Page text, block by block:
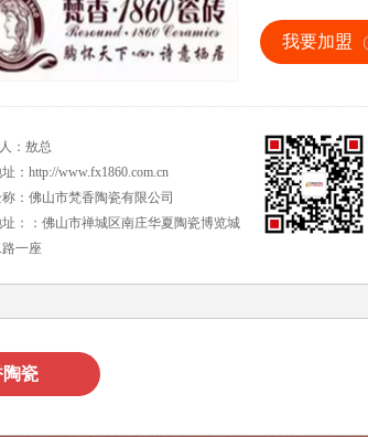
我要加盟
：敖总
： http://www.fx1860.com.cn
：佛山市梵香陶瓷有限公司
：：佛山市禅城区南庄华夏陶瓷博览城
一座
瓷